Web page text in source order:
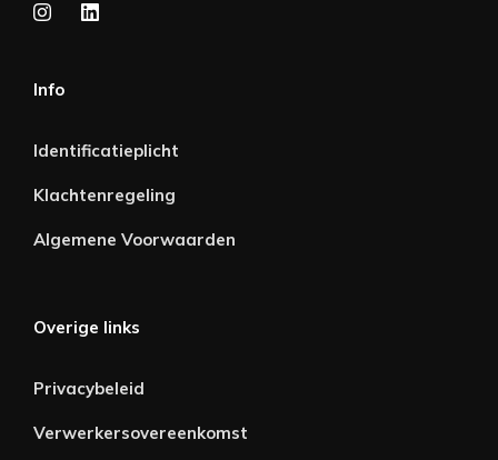
Info
Identificatieplicht
Klachtenregeling
Algemene Voorwaarden
Overige links
Privacybeleid
Verwerkersovereenkomst